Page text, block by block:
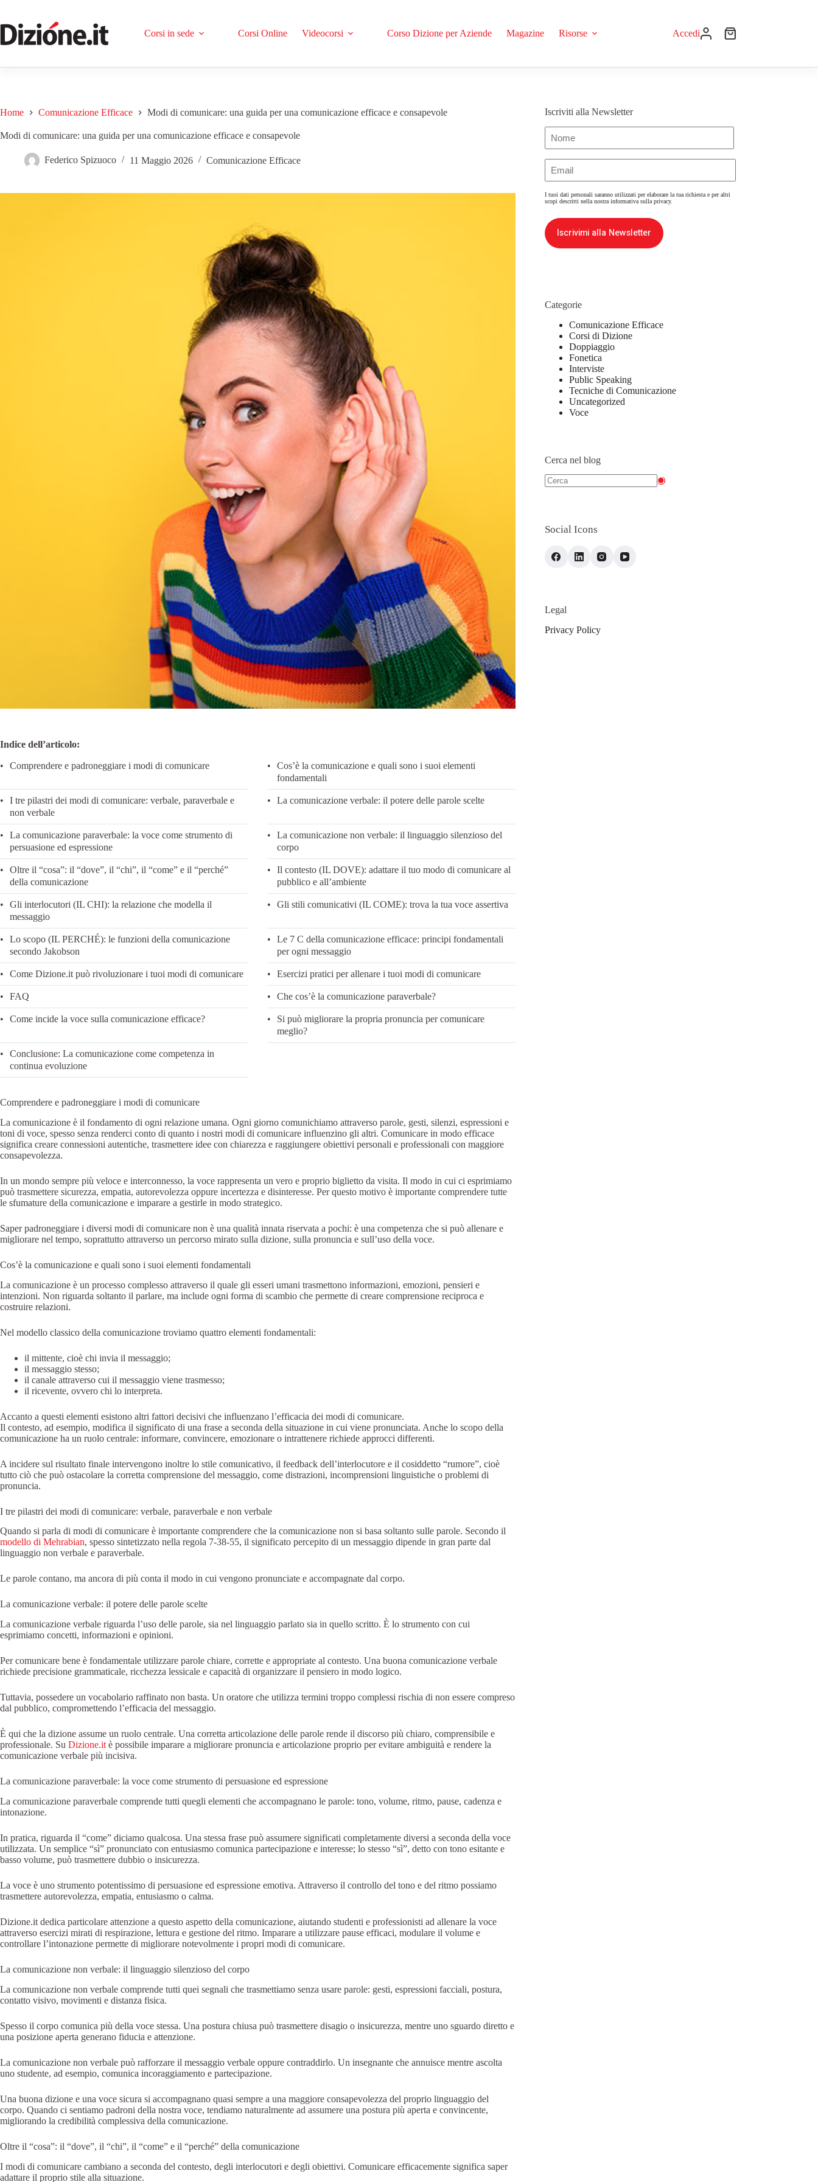
Corsi in sede Corsi Online Videocorsi Corso Dizione per Aziende Magazine Risorse Accedi
Home Comunicazione Efficace Modi di comunicare: una guida per una comunicazione efficace e consapevole
Modi di comunicare: una guida per una comunicazione efficace e consapevole
Federico Spizuoco 11 Maggio 2026 Comunicazione Efficace
Indice dell’articolo:
Comprendere e padroneggiare i modi di comunicare
Cos’è la comunicazione e quali sono i suoi elementi
fondamentali
I tre pilastri dei modi di comunicare: verbale, paraverbale e
non verbale
La comunicazione verbale: il potere delle parole scelte
La comunicazione paraverbale: la voce come strumento di
persuasione ed espressione
La comunicazione non verbale: il linguaggio silenzioso del
corpo
Oltre il “cosa”: il “dove”, il “chi”, il “come” e il “perché”
della comunicazione
Il contesto (IL DOVE): adattare il tuo modo di comunicare al
pubblico e all’ambiente
Gli interlocutori (IL CHI): la relazione che modella il
messaggio
Gli stili comunicativi (IL COME): trova la tua voce assertiva
Lo scopo (IL PERCHÉ): le funzioni della comunicazione
secondo Jakobson
Le 7 C della comunicazione efficace: principi fondamentali
per ogni messaggio
Come Dizione.it può rivoluzionare i tuoi modi di comunicare Esercizi pratici per allenare i tuoi modi di comunicare
FAQ Che cos’è la comunicazione paraverbale?
Come incide la voce sulla comunicazione efficace?
Si può migliorare la propria pronuncia per comunicare
meglio?
Conclusione: La comunicazione come competenza in
continua evoluzione
Comprendere e padroneggiare i modi di comunicare
La comunicazione è il fondamento di ogni relazione umana. Ogni giorno comunichiamo attraverso parole, gesti, silenzi, espressioni e
toni di voce, spesso senza renderci conto di quanto i nostri modi di comunicare influenzino gli altri. Comunicare in modo efficace
significa creare connessioni autentiche, trasmettere idee con chiarezza e raggiungere obiettivi personali e professionali con maggiore
consapevolezza.
In un mondo sempre più veloce e interconnesso, la voce rappresenta un vero e proprio biglietto da visita. Il modo in cui ci esprimiamo
può trasmettere sicurezza, empatia, autorevolezza oppure incertezza e disinteresse. Per questo motivo è importante comprendere tutte
le sfumature della comunicazione e imparare a gestirle in modo strategico.
Saper padroneggiare i diversi modi di comunicare non è una qualità innata riservata a pochi: è una competenza che si può allenare e
migliorare nel tempo, soprattutto attraverso un percorso mirato sulla dizione, sulla pronuncia e sull’uso della voce.
Cos’è la comunicazione e quali sono i suoi elementi fondamentali
La comunicazione è un processo complesso attraverso il quale gli esseri umani trasmettono informazioni, emozioni, pensieri e
intenzioni. Non riguarda soltanto il parlare, ma include ogni forma di scambio che permette di creare comprensione reciproca e
costruire relazioni.
Nel modello classico della comunicazione troviamo quattro elementi fondamentali:
il mittente, cioè chi invia il messaggio;
il messaggio stesso;
il canale attraverso cui il messaggio viene trasmesso;
il ricevente, ovvero chi lo interpreta.
Accanto a questi elementi esistono altri fattori decisivi che influenzano l’efficacia dei modi di comunicare.
Il contesto, ad esempio, modifica il significato di una frase a seconda della situazione in cui viene pronunciata. Anche lo scopo della
comunicazione ha un ruolo centrale: informare, convincere, emozionare o intrattenere richiede approcci differenti.
A incidere sul risultato finale intervengono inoltre lo stile comunicativo, il feedback dell’interlocutore e il cosiddetto “rumore”, cioè
tutto ciò che può ostacolare la corretta comprensione del messaggio, come distrazioni, incomprensioni linguistiche o problemi di
pronuncia.
I tre pilastri dei modi di comunicare: verbale, paraverbale e non verbale
Quando si parla di modi di comunicare è importante comprendere che la comunicazione non si basa soltanto sulle parole. Secondo il
modello di Mehrabian, spesso sintetizzato nella regola 7-38-55, il significato percepito di un messaggio dipende in gran parte dal
linguaggio non verbale e paraverbale.
Le parole contano, ma ancora di più conta il modo in cui vengono pronunciate e accompagnate dal corpo.
La comunicazione verbale: il potere delle parole scelte
La comunicazione verbale riguarda l’uso delle parole, sia nel linguaggio parlato sia in quello scritto. È lo strumento con cui
esprimiamo concetti, informazioni e opinioni.
Per comunicare bene è fondamentale utilizzare parole chiare, corrette e appropriate al contesto. Una buona comunicazione verbale
richiede precisione grammaticale, ricchezza lessicale e capacità di organizzare il pensiero in modo logico.
Tuttavia, possedere un vocabolario raffinato non basta. Un oratore che utilizza termini troppo complessi rischia di non essere compreso
dal pubblico, compromettendo l’efficacia del messaggio.
È qui che la dizione assume un ruolo centrale. Una corretta articolazione delle parole rende il discorso più chiaro, comprensibile e
professionale. Su Dizione.it è possibile imparare a migliorare pronuncia e articolazione proprio per evitare ambiguità e rendere la
comunicazione verbale più incisiva.
La comunicazione paraverbale: la voce come strumento di persuasione ed espressione
La comunicazione paraverbale comprende tutti quegli elementi che accompagnano le parole: tono, volume, ritmo, pause, cadenza e
intonazione.
In pratica, riguarda il “come” diciamo qualcosa. Una stessa frase può assumere significati completamente diversi a seconda della voce
utilizzata. Un semplice “sì” pronunciato con entusiasmo comunica partecipazione e interesse; lo stesso “sì”, detto con tono esitante e
basso volume, può trasmettere dubbio o insicurezza.
La voce è uno strumento potentissimo di persuasione ed espressione emotiva. Attraverso il controllo del tono e del ritmo possiamo
trasmettere autorevolezza, empatia, entusiasmo o calma.
Dizione.it dedica particolare attenzione a questo aspetto della comunicazione, aiutando studenti e professionisti ad allenare la voce
attraverso esercizi mirati di respirazione, lettura e gestione del ritmo. Imparare a utilizzare pause efficaci, modulare il volume e
controllare l’intonazione permette di migliorare notevolmente i propri modi di comunicare.
La comunicazione non verbale: il linguaggio silenzioso del corpo
La comunicazione non verbale comprende tutti quei segnali che trasmettiamo senza usare parole: gesti, espressioni facciali, postura,
contatto visivo, movimenti e distanza fisica.
Spesso il corpo comunica più della voce stessa. Una postura chiusa può trasmettere disagio o insicurezza, mentre uno sguardo diretto e
una posizione aperta generano fiducia e attenzione.
La comunicazione non verbale può rafforzare il messaggio verbale oppure contraddirlo. Un insegnante che annuisce mentre ascolta
uno studente, ad esempio, comunica incoraggiamento e partecipazione.
Una buona dizione e una voce sicura si accompagnano quasi sempre a una maggiore consapevolezza del proprio linguaggio del
corpo. Quando ci sentiamo padroni della nostra voce, tendiamo naturalmente ad assumere una postura più aperta e convincente,
migliorando la credibilità complessiva della comunicazione.
Oltre il “cosa”: il “dove”, il “chi”, il “come” e il “perché” della comunicazione
I modi di comunicare cambiano a seconda del contesto, degli interlocutori e degli obiettivi. Comunicare efficacemente significa saper
adattare il proprio stile alla situazione.
Iscriviti alla Newsletter
I tuoi dati personali saranno utilizzati per elaborare la tua richiesta e per altri
scopi descritti nella nostrainformativa sulla privacy.
Iscrivimi alla Newsletter
Categorie
Comunicazione Efficace
Corsi di Dizione
Doppiaggio
Fonetica
Interviste
Public Speaking
Tecniche di Comunicazione
Uncategorized
Voce
Cerca nel blog
Social Icons
Legal
Privacy Policy